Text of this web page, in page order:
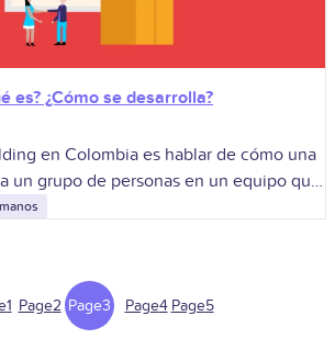
es? ¿Cómo se desarrolla?
en Colombia es hablar de cómo una
un grupo de personas en un equipo que
con calidad bajo presión.
1 Page2 Page3 Page4 Page5